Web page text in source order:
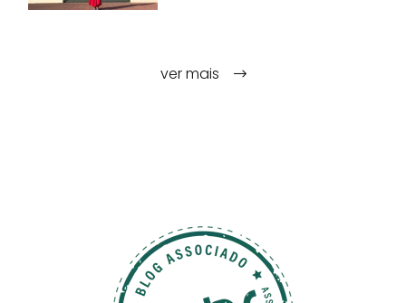
ver mais